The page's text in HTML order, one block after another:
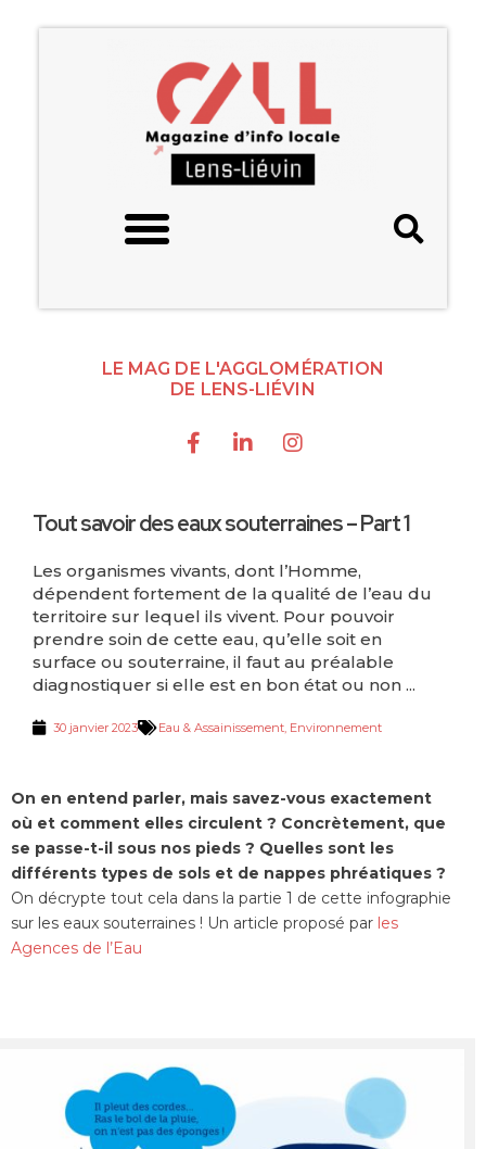
LE MAG DE L'AGGLOMÉRATION
DE LENS-LIÉVIN
Tout savoir des eaux souterraines – Part 1
Les organismes vivants, dont l’Homme,
dépendent fortement de la qualité de l’eau du
territoire sur lequel ils vivent. Pour pouvoir
prendre soin de cette eau, qu’elle soit en
surface ou souterraine, il faut au préalable
diagnostiquer si elle est en bon état ou non ...
30 janvier 2023 Eau & Assainissement, Environnement
On en entend parler, mais savez-vous exactement
où et comment elles circulent ? Concrètement, que
se passe-t-il sous nos pieds ? Quelles sont les
différents types de sols et de nappes phréatiques ?
On décrypte tout cela dans la partie 1 de cette infographie
sur les eaux souterraines ! Un article proposé par les
Agences de l’Eau